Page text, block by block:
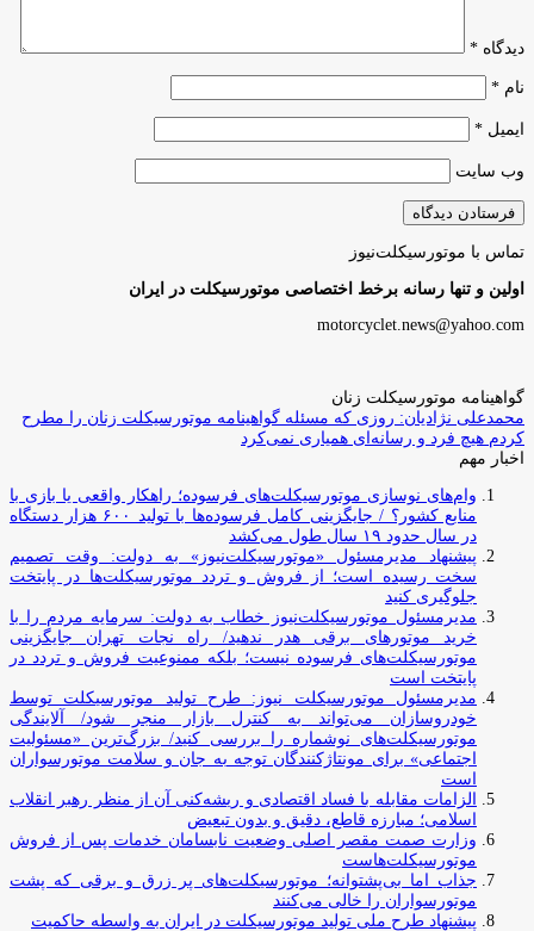
دیدگاه *
نام *
ایمیل *
وب‌ سایت
تماس با موتورسیکلت‌نیوز
اولین و تنها رسانه برخط اختصاصی موتورسیکلت در ایران
motorcyclet.news@yahoo.com
گواهینامه موتورسیکلت زنان
محمدعلی نژادیان: روزی که مسئله گواهینامه موتورسیکلت زنان را مطرح
کردم هیچ فرد و رسانه‌ای همیاری نمی‌کرد
اخبار مهم
وام‌های نوسازی موتورسیکلت‌های فرسوده؛ راهکار واقعی یا بازی با
منابع کشور؟ / جایگزینی کامل فرسوده‌ها با تولید ۶۰۰ هزار دستگاه
در سال حدود ۱۹ سال طول می‌کشد
پیشنهاد مدیرمسئول «موتورسیکلت‌نیوز» به دولت: وقت تصمیم
سخت رسیده است؛ از فروش و تردد موتورسیکلت‌ها در پایتخت
جلوگیری کنید
مدیرمسئول موتورسیکلت‌نیوز خطاب به دولت: سرمایه مردم را با
خرید موتورهای برقی هدر ندهید/ راه نجات تهران جایگزینی
موتورسیکلت‌های فرسوده نیست؛ بلکه ممنوعیت فروش و تردد در
پایتخت است
مدیرمسئول موتورسیکلت نیوز: طرح تولید موتورسیکلت توسط
خودروسازان می‌تواند به کنترل بازار منجر شود/ آلایندگی
موتورسیکلت‌های نوشماره را بررسی کنید/ بزرگ‌ترین «مسئولیت
اجتماعی» برای مونتاژکنندگان توجه به جان و سلامت موتورسواران
است
الزامات مقابله با فساد اقتصادی و ریشه‌کنی آن از منظر رهبر انقلاب
اسلامی؛ مبارزه قاطع، دقیق و بدون تبعیض
وزارت صمت مقصر اصلی وضعیت نابسامان خدمات پس از فروش
موتورسیکلت‌هاست
جذاب اما بی‌پشتوانه؛ موتورسیکلت‌های پر زرق‌ و برقی که پشت
موتورسواران را خالی می‌کنند
پیشنهاد طرح ملی تولید موتورسیکلت در ایران به واسطه حاکمیت